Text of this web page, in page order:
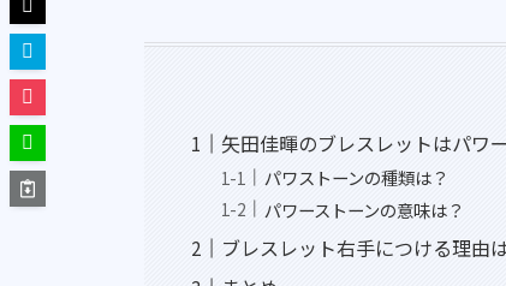
矢田佳暉のブレスレットはパワ
パワストーンの種類は？
パワーストーンの意味は？
ブレスレット右手につける理由